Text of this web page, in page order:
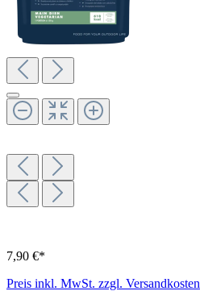
7,90 €*
Preis inkl. MwSt. zzgl. Versandkosten